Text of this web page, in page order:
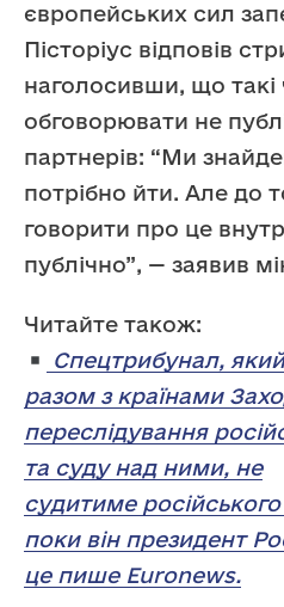
європейських сил
Пісторіус відповів
наголосивши, що такі
обговорювати не
партнерів: “Ми
потрібно йти. Але до
говорити про це
публічно”, — заявив
Читайте також:
Спецтрибунал,
разом з країнами
переслідування
та суду над ними, не
судитиме
поки він президент
це пише Euronews.